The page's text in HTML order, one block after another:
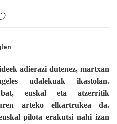
adierazi dutenez, martxan
udalekuak ikastolan.
bat, euskal eta atzerritik
arteko elkartrukea da.
pilota erakutsi nahi izan